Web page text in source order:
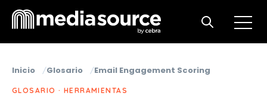
Open
Open search
Inicio Glosario Email Engagement Scoring
GLOSARIO · HERRAMIENTAS